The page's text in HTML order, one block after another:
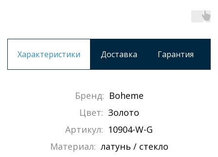
Характеристики Доставка Гарантия
Бренд: Boheme
Цвет: Золото
Артикул: 10904-W-G
Материал: латунь / стекло